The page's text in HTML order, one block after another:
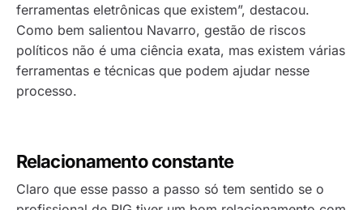
ferramentas eletrônicas que existem”, destacou.
Como bem salientou Navarro, gestão de riscos
políticos não é uma ciência exata, mas existem várias
ferramentas e técnicas que podem ajudar nesse
processo.
Relacionamento constante
Claro que esse passo a passo só tem sentido se o